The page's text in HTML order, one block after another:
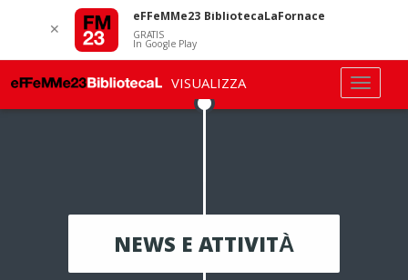
NEWS E ATTIVITÀ
✕
eFFeMMe23 BibliotecaLaFornace
GRATIS
In Google Play
VISUALIZZA